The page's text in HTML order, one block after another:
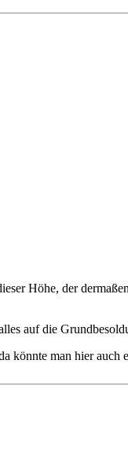
Höhe, der
auf die
könnte man hier auch